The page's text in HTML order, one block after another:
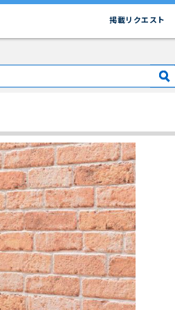
掲載リクエスト